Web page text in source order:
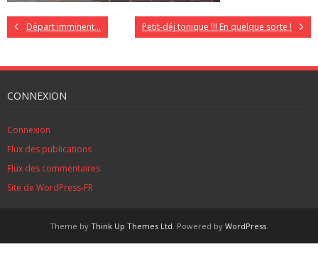
Départ imminent… Petit-déj tonique !!! En quelque sorte !
CONNEXION
Connexion
Flux des publications
Flux des commentaires
Site de WordPress-FR
Theme by Think Up Themes Ltd. Powered by WordPress.